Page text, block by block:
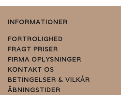
INFORMATIONER
FORTROLIGHED
FRAGT PRISER
FIRMA OPLYSNINGER
KONTAKT OS
BETINGELSER & VILKÅR
ÅBNINGSTIDER